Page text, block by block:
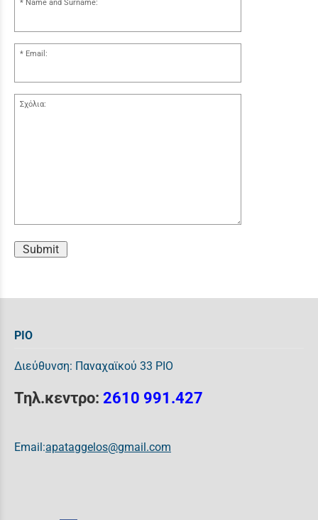
Name and Surname:
Email:
Σχόλια:
Submit
ΡΙΟ
Διεύθυνση: Παναχαϊκού 33 ΡΙΟ
Τηλ.κεντρο: 2610 991.427
Email:apataggelos@gmail.com